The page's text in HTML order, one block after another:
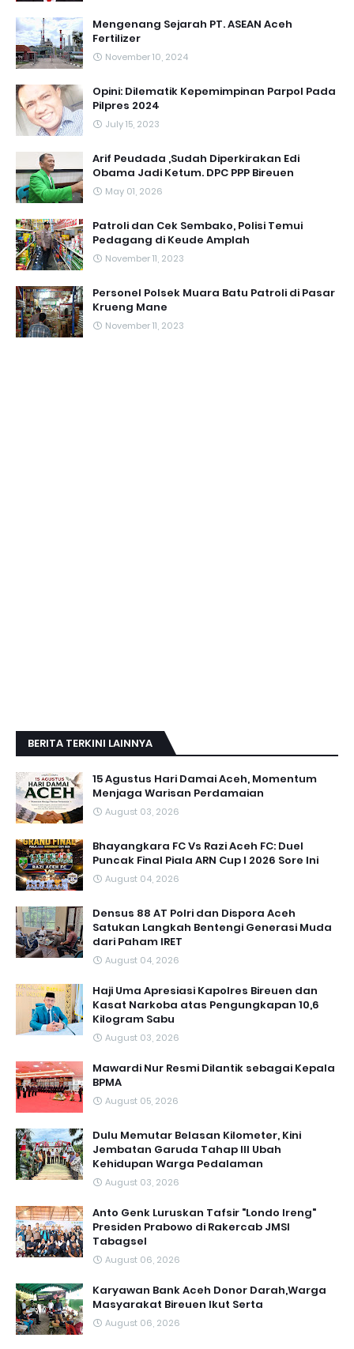
Mengenang Sejarah PT. ASEAN Aceh
Fertilizer
November 10, 2024
Opini: Dilematik Kepemimpinan Parpol Pada
Pilpres 2024
July 15, 2023
Arif Peudada ,Sudah Diperkirakan Edi
Obama Jadi Ketum. DPC PPP Bireuen
May 01, 2026
Patroli dan Cek Sembako, Polisi Temui
Pedagang di Keude Amplah
November 11, 2023
Personel Polsek Muara Batu Patroli di Pasar
Krueng Mane
November 11, 2023
BERITA TERKINI LAINNYA
15 Agustus Hari Damai Aceh, Momentum
Menjaga Warisan Perdamaian
August 03, 2026
Bhayangkara FC Vs Razi Aceh FC: Duel
Puncak Final Piala ARN Cup I 2026 Sore Ini
August 04, 2026
Densus 88 AT Polri dan Dispora Aceh
Satukan Langkah Bentengi Generasi Muda
dari Paham IRET
August 04, 2026
Haji Uma Apresiasi Kapolres Bireuen dan
Kasat Narkoba atas Pengungkapan 10,6
Kilogram Sabu
August 03, 2026
Mawardi Nur Resmi Dilantik sebagai Kepala
BPMA
August 05, 2026
Dulu Memutar Belasan Kilometer, Kini
Jembatan Garuda Tahap III Ubah
Kehidupan Warga Pedalaman ‎
August 03, 2026
Anto Genk Luruskan Tafsir "Londo Ireng"
Presiden Prabowo di Rakercab JMSI
Tabagsel
August 06, 2026
Karyawan Bank Aceh Donor Darah,Warga
Masyarakat Bireuen Ikut Serta
August 06, 2026